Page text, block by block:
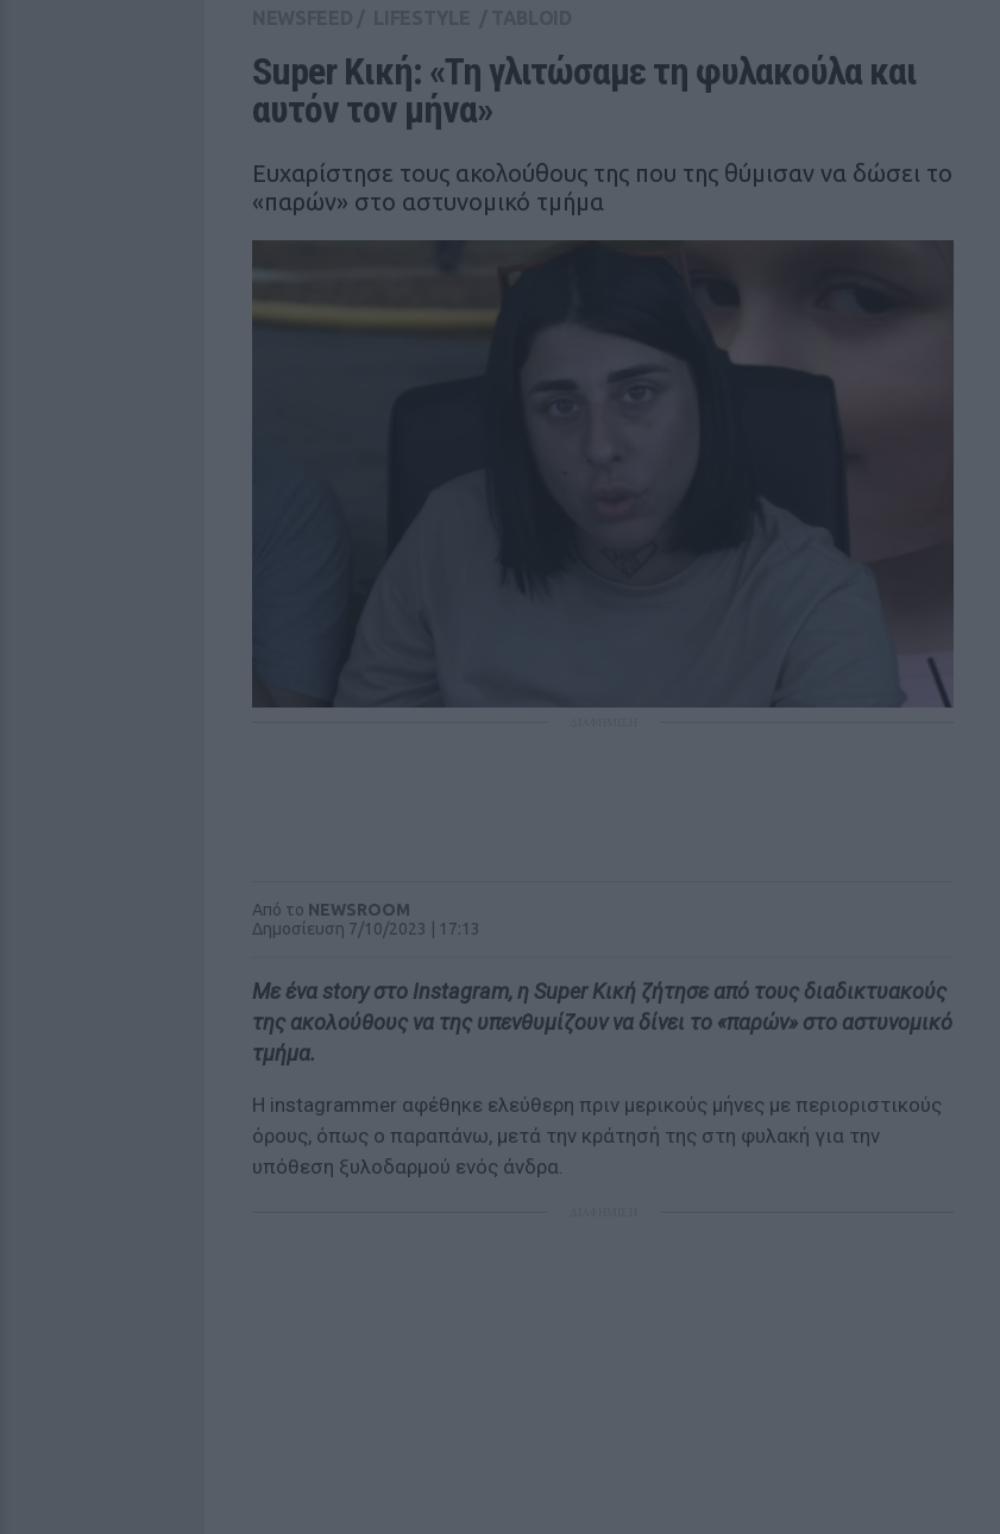
Super Κική: «Τη γλιτώσαμε τη φυλακούλα και
αυτόν τον μήνα»
Ευχαρίστησε τους ακολούθους της που της θύμισαν να δώσει το
«παρών» στο αστυνομικό τμήμα
Από το NEWSROOM
Δημοσίευση 7/10/2023 | 17:13
Με ένα story στο Instagram, η Super Κική ζήτησε από τους διαδικτυακούς
της ακολούθους να της υπενθυμίζουν να δίνει το «παρών» στο αστυνομικό
τμήμα.
Η instagrammer αφέθηκε ελεύθερη πριν μερικούς μήνες με περιοριστικούς
όρους, όπως ο παραπάνω, μετά την κράτησή της στη φυλακή για την
υπόθεση ξυλοδαρμού ενός άνδρα.